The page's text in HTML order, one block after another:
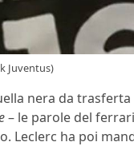
Juventus)
nera da trasferta
– le parole del
Leclerc ha poi